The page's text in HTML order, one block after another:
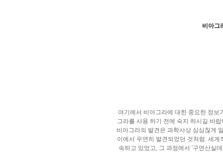
비아그
여기에서 비아그라에 대한 중요한 정보
그라를 사용 하기 전에 숙지 하시길 바
비아그라의 발견은 과학사상 심심찮게
이에서 우연히 발견되었던 것처럼. 세
속하고 있었고, 그 과정에서 '구연산실